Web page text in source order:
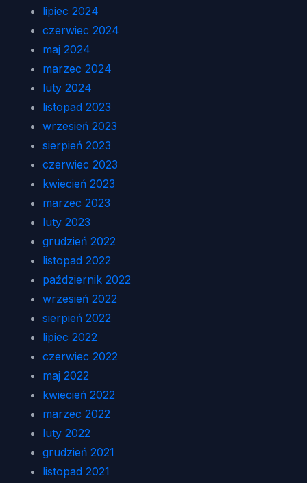
lipiec 2024
czerwiec 2024
maj 2024
marzec 2024
luty 2024
listopad 2023
wrzesień 2023
sierpień 2023
czerwiec 2023
kwiecień 2023
marzec 2023
luty 2023
grudzień 2022
listopad 2022
październik 2022
wrzesień 2022
sierpień 2022
lipiec 2022
czerwiec 2022
maj 2022
kwiecień 2022
marzec 2022
luty 2022
grudzień 2021
listopad 2021